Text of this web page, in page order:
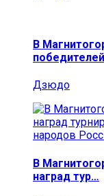
В
Дзюдо
В
наград тур…